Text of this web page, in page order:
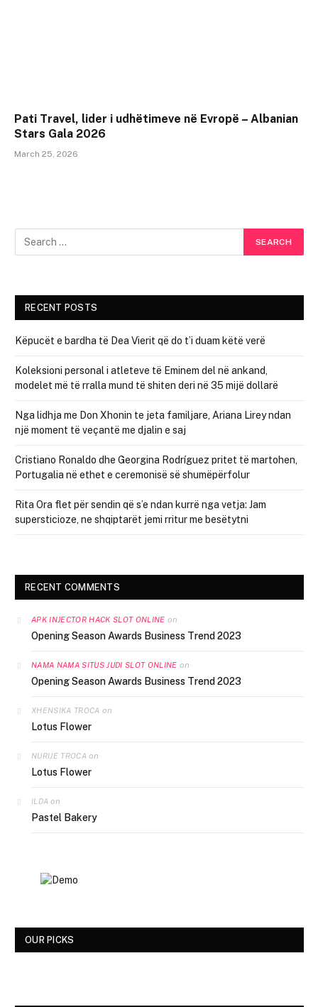
Pati Travel, lider i udhëtimeve në Evropë – Albanian
Stars Gala 2026
March 25, 2026
RECENT POSTS
Këpucët e bardha të Dea Vierit që do t’i duam këtë verë
Koleksioni personal i atleteve të Eminem del në ankand,
modelet më të rralla mund të shiten deri në 35 mijë dollarë
Nga lidhja me Don Xhonin te jeta familjare, Ariana Lirey ndan
një moment të veçantë me djalin e saj
Cristiano Ronaldo dhe Georgina Rodríguez pritet të martohen,
Portugalia në ethet e ceremonisë së shumëpërfolur
Rita Ora flet për sendin që s’e ndan kurrë nga vetja: Jam
supersticioze, ne shqiptarët jemi rritur me besëtytni
RECENT COMMENTS
APK INJECTOR HACK SLOT ONLINE on
Opening Season Awards Business Trend 2023
NAMA NAMA SITUS JUDI SLOT ONLINE on
Opening Season Awards Business Trend 2023
XHENSIKA TROCA on
Lotus Flower
NURIJE TROCA on
Lotus Flower
ILDA on
Pastel Bakery
OUR PICKS